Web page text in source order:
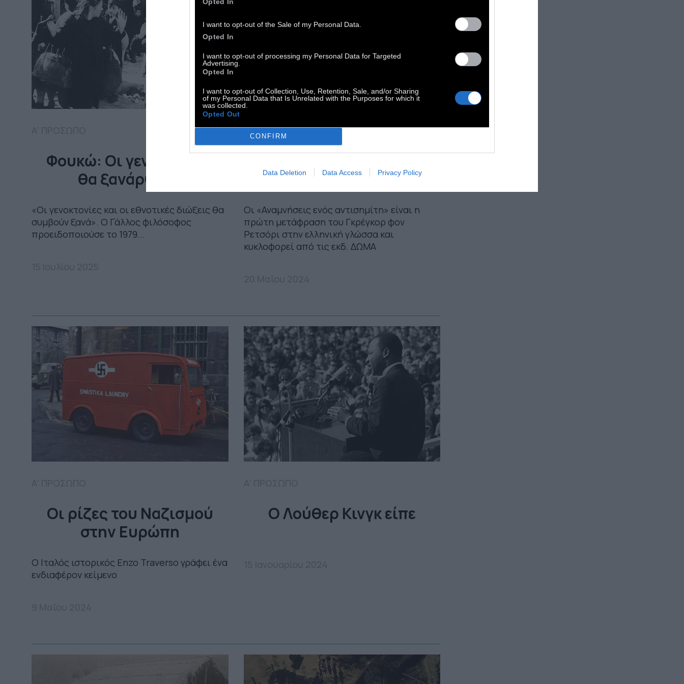
I want to opt-out of the Sale of my Personal Data.
Opted In
I want to opt-out of processing my Personal Data for Targeted
Advertising.
Opted In
I want to opt-out of Collection, Use, Retention, Sale, and/or Sharing
of my Personal Data that Is Unrelated with the Purposes for which it
was collected.
Opted Out
CONFIRM
Data Deletion Data Access Privacy Policy
Φουκώ: Οι γενοκτονίες
θα ξανάρθουν
«Οι γενοκτονίες και οι εθνοτικές διώξεις θα
συμβούν ξανά». Ο Γάλλος φιλόσοφος
προειδοποιούσε το 1979...
Α' ΠΡΟΣΩΠΟ
Ρετσόρι: «Επρόκειτο για
ένα μίσος αρχαίο»
Οι «Αναμνήσεις ενός αντισημίτη» είναι η
πρώτη μετάφραση του Γκρέγκορ φον
Ρετσόρι στην ελληνική γλώσσα και
κυκλοφορεί από τις εκδ. ΔΩΜΑ
Οι ρίζες του Ναζισμού
στην Ευρώπη
Ο Iταλός ιστορικός Enzo Traverso γράφει ένα
ενδιαφέρον κείμενο
Ο Λούθερ Κινγκ είπε